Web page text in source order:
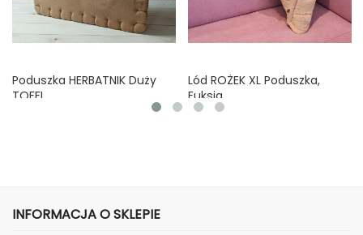
Poduszka HERBATNIK Duży
TOFFI
Lód ROŻEK XL Poduszka,
Fuksja
Cena
110,00 zł
INFORMACJA O SKLEPIE